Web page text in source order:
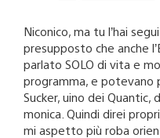
Niconico, ma tu l’hai
presupposto che anche
parlato SOLO di vita e
programma, e potevano
Sucker, uino dei Quantic,
monica. Quindi direi
mi aspetto più roba